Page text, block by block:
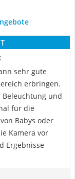
sehr gute
erbringen.
und
für die
Babys oder
Kamera vor
Ergebnisse